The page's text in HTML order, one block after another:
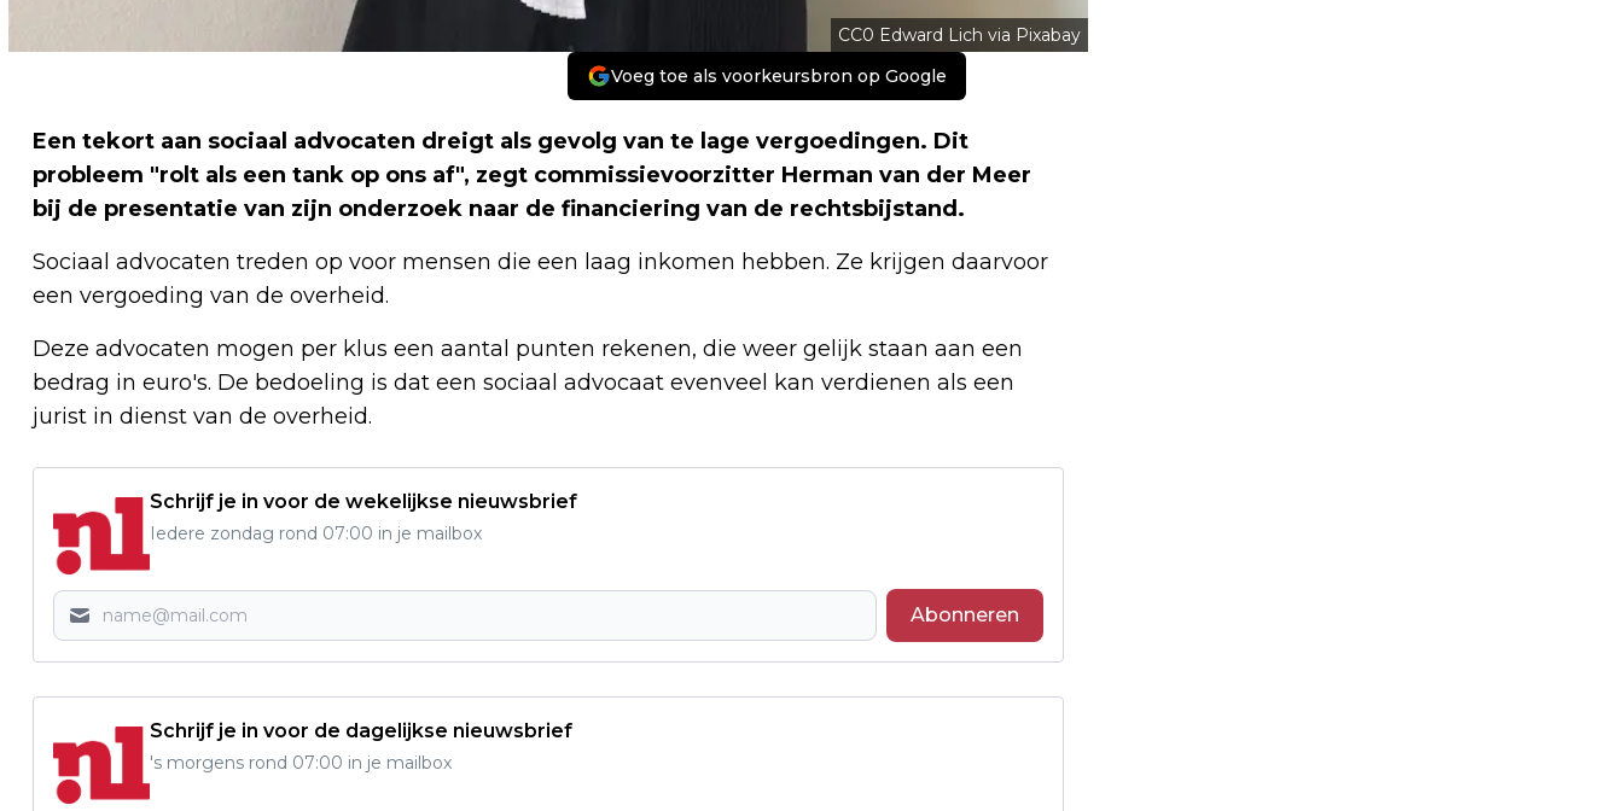
CC0 Edward Lich via Pixabay
Voeg toe als voorkeursbron op Google
Een tekort aan sociaal advocaten dreigt als gevolg van te lage vergoedingen. Dit
probleem "rolt als een tank op ons af", zegt commissievoorzitter Herman van der Meer
bij de presentatie van zijn onderzoek naar de financiering van de rechtsbijstand.
Sociaal advocaten treden op voor mensen die een laag inkomen hebben. Ze krijgen daarvoor
een vergoeding van de overheid.
Deze advocaten mogen per klus een aantal punten rekenen, die weer gelijk staan aan een
bedrag in euro's. De bedoeling is dat een sociaal advocaat evenveel kan verdienen als een
jurist in dienst van de overheid.
Schrijf je in voor de wekelijkse nieuwsbrief
Iedere zondag rond 07:00 in je mailbox
Abonneren
Schrijf je in voor de dagelijkse nieuwsbrief
's morgens rond 07:00 in je mailbox